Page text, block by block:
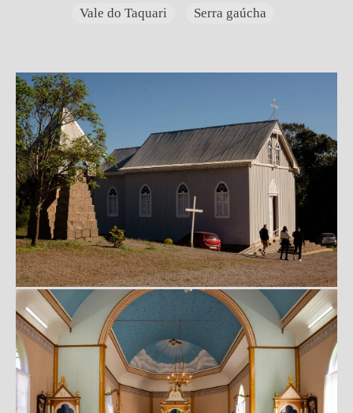
Vale do Taquari
Serra gaúcha